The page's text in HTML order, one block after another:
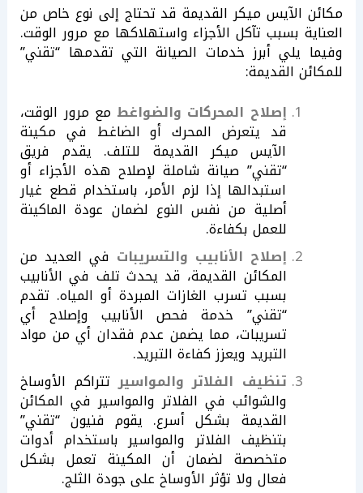
مكائن الآيس ميكر القديمة قد تحتاج إلى نوع خاص من
العناية بسبب تآكل الأجزاء واستهلاكها مع مرور الوقت.
وفيما يلي أبرز خدمات الصيانة التي تقدمها “تقني”
للمكائن القديمة:
إصلاح المحركات والضواغط مع مرور الوقت،
قد يتعرض المحرك أو الضاغط في مكينة
الآيس ميكر القديمة للتلف. يقدم فريق
“تقني” صيانة شاملة لإصلاح هذه الأجزاء أو
استبدالها إذا لزم الأمر، باستخدام قطع غيار
أصلية من نفس النوع لضمان عودة الماكينة
للعمل بكفاءة.
إصلاح الأنابيب والتسريبات في العديد من
المكائن القديمة، قد يحدث تلف في الأنابيب
بسبب تسرب الغازات المبردة أو المياه. تقدم
“تقني” خدمة فحص الأنابيب وإصلاح أي
تسريبات، مما يضمن عدم فقدان أي من مواد
التبريد ويعزز كفاءة التبريد.
تنظيف الفلاتر والمواسير تتراكم الأوساخ
والشوائب في الفلاتر والمواسير في المكائن
القديمة بشكل أسرع. يقوم فنيون “تقني”
بتنظيف الفلاتر والمواسير باستخدام أدوات
متخصصة لضمان أن المكينة تعمل بشكل
فعال ولا تؤثر الأوساخ على جودة الثلج.